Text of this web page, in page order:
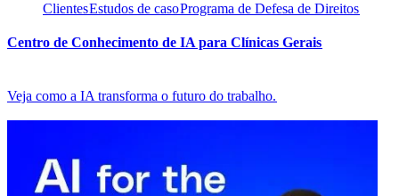
Clientes​​Estudos de caso​​Programa de Defesa de Direitos​​
Centro de Conhecimento de IA para Clínicas Gerais​​
Veja como a IA transforma o futuro do trabalho.​​